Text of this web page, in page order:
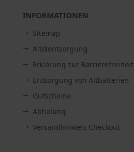
INFORMATIONEN
Sitemap
Altölentsorgung
Erklärung zur Barrierefreiheit
Entsorgung von Altbatterien
Gutscheine
Abholung
Versandhinweis Checkout